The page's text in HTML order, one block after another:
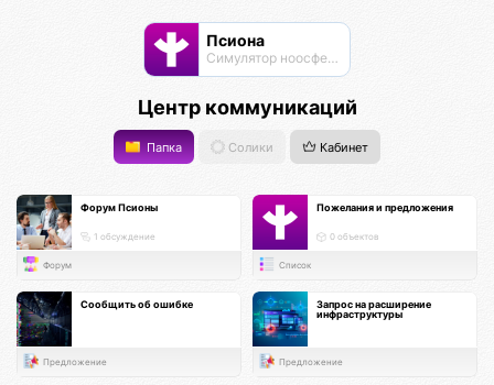
Псиона
Cимулятор ноосферы
Центр коммуникаций
Папка Солики Кабинет
Форум Псионы
1 обсуждение
Форум
Пожелания и предложения
0 объектов
Список
Сообщить об ошибке
Предложение
Запрос на расширение
инфраструктуры
Предложение